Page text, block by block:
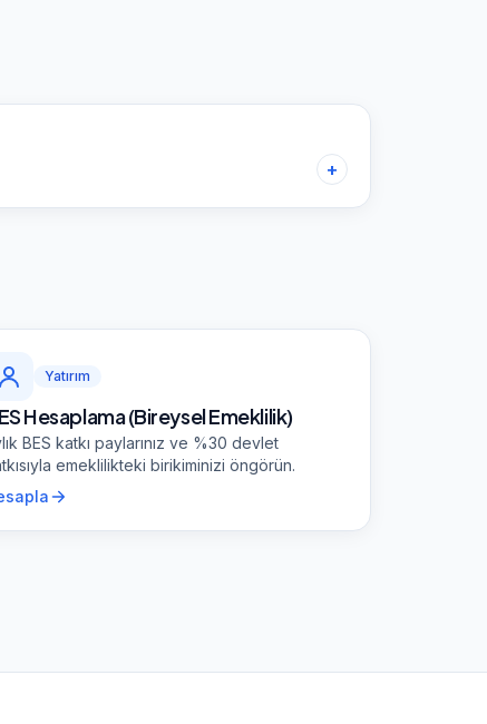
+
Yatırım
Hesaplama (Bireysel Emeklilik)
BES katkı paylarınız ve %30 devlet
emeklilikteki birikiminizi öngörün.